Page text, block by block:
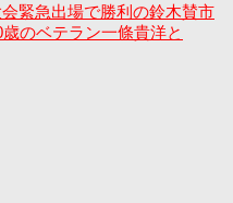
緊急出場で勝利の鈴木賛市
のベテラン一條貴洋と